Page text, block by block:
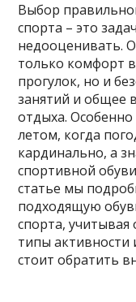
Выбор
спорта – это
недооценивать.
только комфорт
прогулок, но и
занятий и общее
отдыха.
летом, когда
кардинально, а
спортивной
статье мы
подходящую
спорта, учитывая
типы
стоит обратить